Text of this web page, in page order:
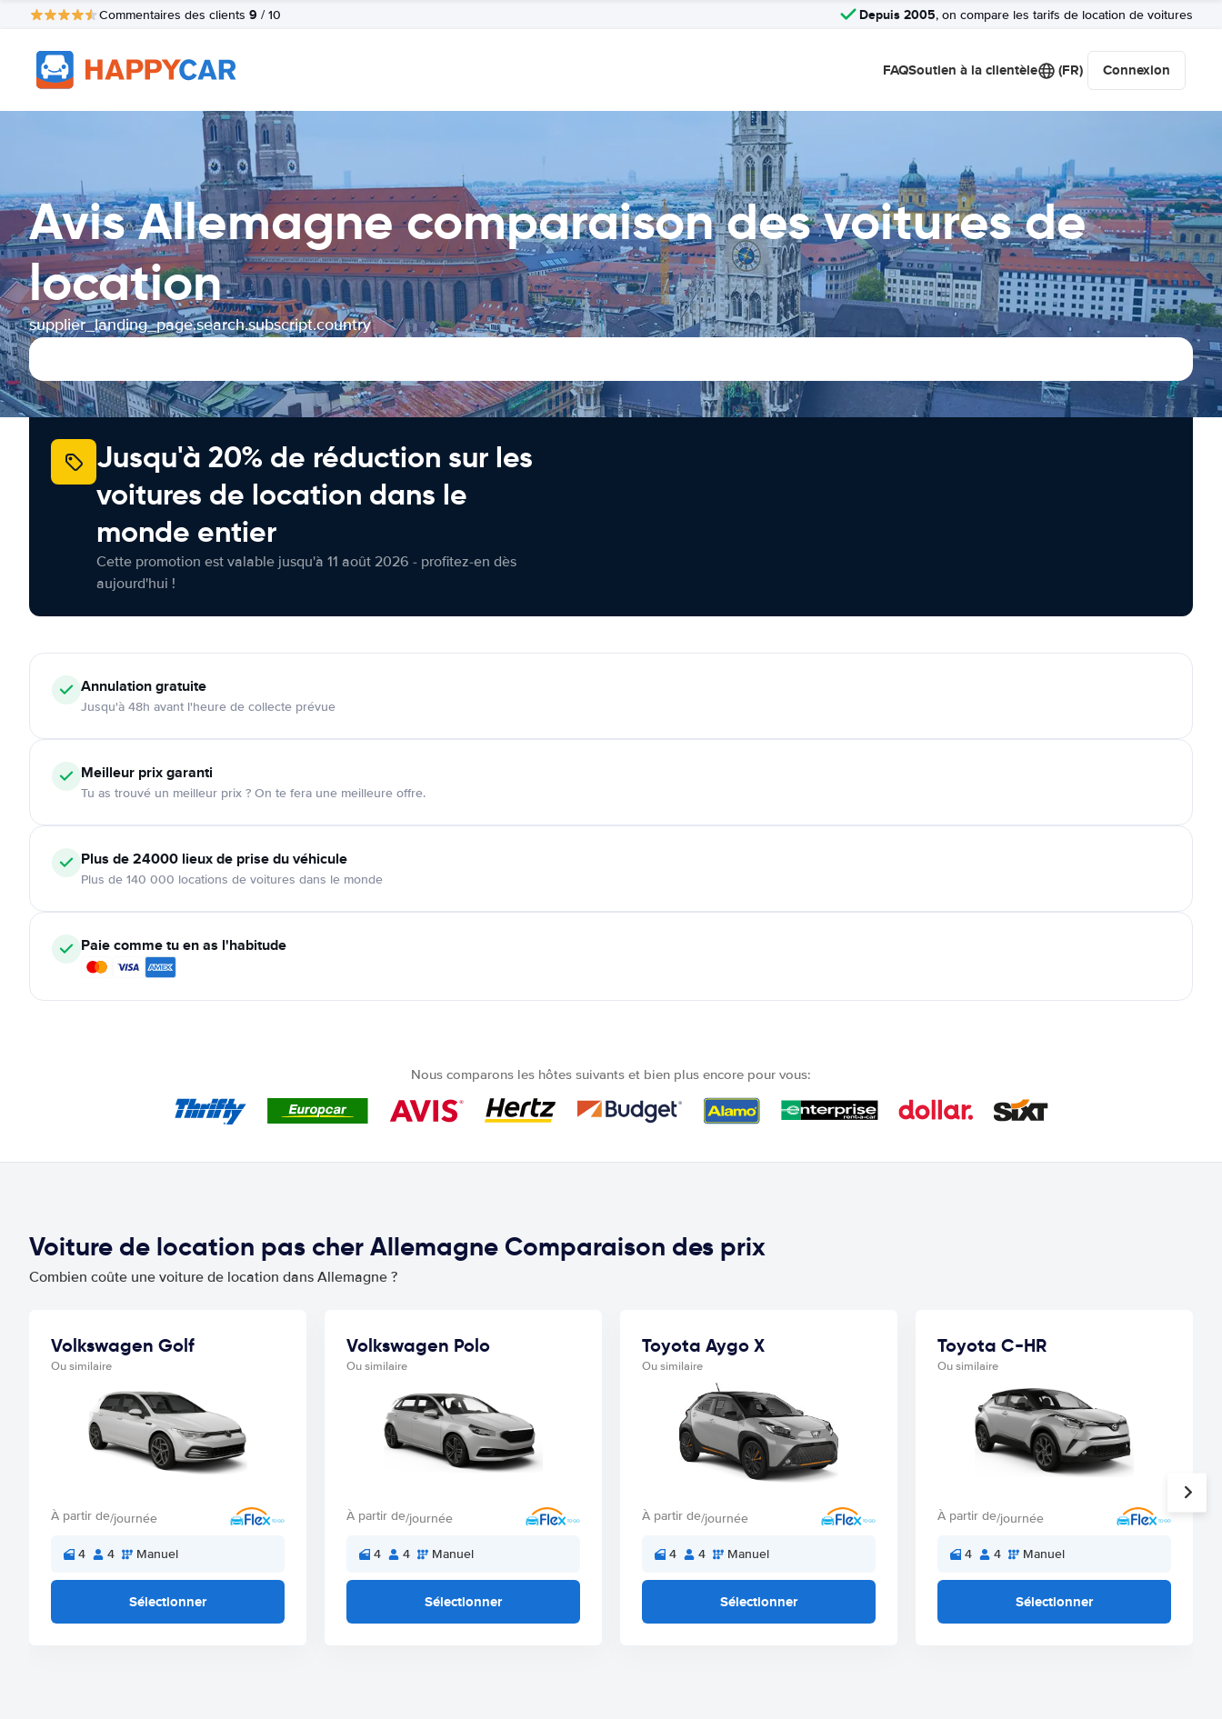
Commentaires des clients 9 / 10 Depuis 2005, on compare les tarifs de location de voitures
FAQSoutien à la clientèle (FR) Connexion
Avis Allemagne comparaison des voitures de
location
supplier_landing_page.search.subscript.country
Jusqu'à 20% de réduction sur les
voitures de location dans le
monde entier
Cette promotion est valable jusqu'à 11 août 2026 - profitez-en dès
aujourd'hui !
Annulationgratuite
Jusqu'à 48h avant l'heure de collecte prévue
Meilleur prix garanti
Tu as trouvé un meilleur prix ? On te fera une meilleure offre.
Plus de 24000 lieux de prise du véhicule
Plus de 140 000 locations de voitures dans le monde
Paie comme tu en as l'habitude
Nous comparons les hôtes suivants et bien plus encore pour vous:
Voiture de location pas cher Allemagne Comparaison des prix
Combien coûte une voiture de location dans Allemagne ?
Volkswagen Golf
Ou similaire
À partir de/journée
4 4 Manuel
Sélectionner
Volkswagen Polo
Ou similaire
À partir de/journée
4 4 Manuel
Sélectionner
Toyota Aygo X
Ou similaire
À partir de/journée
4 4 Manuel
Sélectionner
Toyota C-HR
Ou similaire
À partir de/journée
4 4 Manuel
Sélectionner